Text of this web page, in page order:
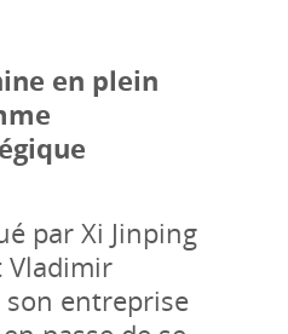
en plein
par Xi Jinping
Vladimir
entreprise